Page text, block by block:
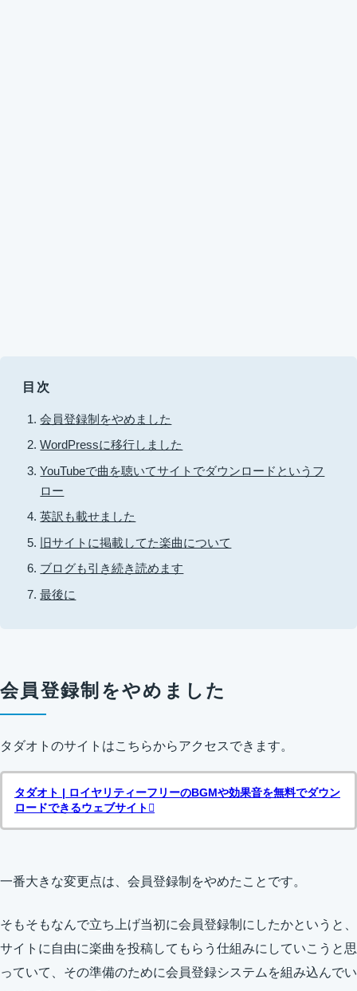
目次
会員登録制をやめました
WordPressに移行しました
YouTubeで曲を聴いてサイトでダウンロードというフ
ロー
英訳も載せました
旧サイトに掲載してた楽曲について
ブログも引き続き読めます
最後に
会員登録制をやめました
タダオトのサイトはこちらからアクセスできます。
タダオト | ロイヤリティーフリーのBGMや効果音を無料でダウン
ロードできるウェブサイト
一番大きな変更点は、会員登録制をやめたことです。
そもそもなんで立ち上げ当初に会員登録制にしたかというと、
サイトに自由に楽曲を投稿してもらう仕組みにしていこうと思
っていて、その準備のために会員登録システムを組み込んでい